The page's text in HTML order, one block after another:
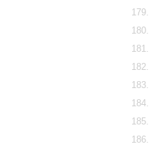
179.
180.
181.
182.
183.
184.
185.
186.